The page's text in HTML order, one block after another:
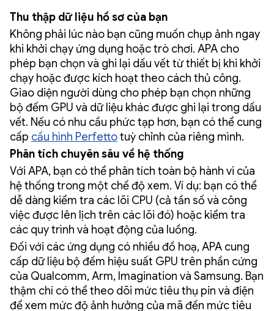
Thu thập dữ liệu hồ sơ của bạn
Không phải lúc nào bạn cũng muốn chụp ảnh ngay
khi khởi chạy ứng dụng hoặc trò chơi. APA cho
phép bạn chọn và ghi lại dấu vết từ thiết bị khi khởi
chạy hoặc được kích hoạt theo cách thủ công.
Giao diện người dùng cho phép bạn chọn những
bộ đếm GPU và dữ liệu khác được ghi lại trong dấu
vết. Nếu có nhu cầu phức tạp hơn, bạn có thể cung
cấp cấu hình Perfettotuỳ chỉnh của riêng mình.
Phân tích chuyên sâu về hệ thống
Với APA, bạn có thể phân tích toàn bộ hành vi của
hệ thống trong một chế độ xem. Ví dụ: bạn có thể
dễ dàng kiểm tra các lõi CPU (cả tần số và công
việc được lên lịch trên các lõi đó) hoặc kiểm tra
các quy trình và hoạt động của luồng.
Đối với các ứng dụng có nhiều đồ hoạ, APA cung
cấp dữ liệu bộ đếm hiệu suất GPU trên phần cứng
của Qualcomm, Arm, Imagination và Samsung. Bạn
thậm chí có thể theo dõi mức tiêu thụ pin và điện
để xem mức độ ảnh hưởng của mã đến mức tiêu